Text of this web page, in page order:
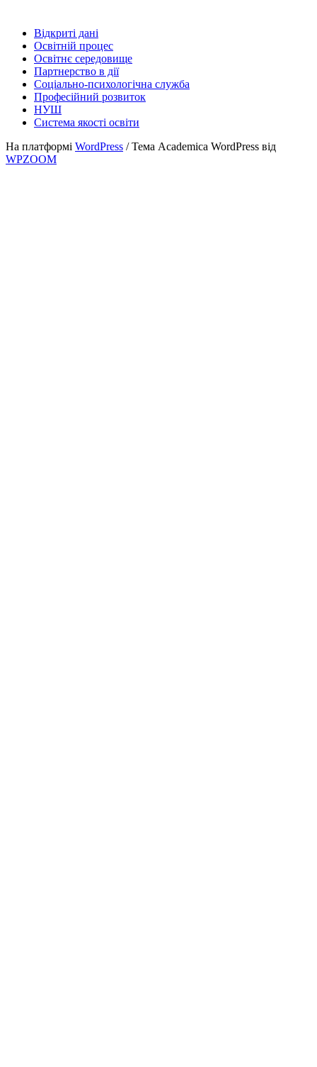
Відкриті дані
Освітній процес
Освітнє середовище
Партнерство в дії
Соціально-психологічна служба
Професійний розвиток
НУШ
Система якості освіти
На платформі WordPress / Тема Academica WordPress від
WPZOOM